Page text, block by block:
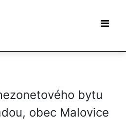
bytu
obec Malovice